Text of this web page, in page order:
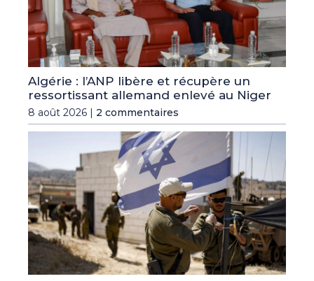
Algérie : l’ANP libère et récupère un
ressortissant allemand enlevé au Niger
8 août 2026 | 2 commentaires